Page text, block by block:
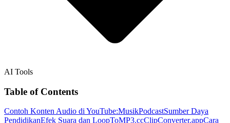
AI Tools
Table of Contents
Contoh Konten Audio di YouTube:MusikPodcastSumber Daya
PendidikanEfek Suara dan LoopToMP3.ccClipConverter.appCara